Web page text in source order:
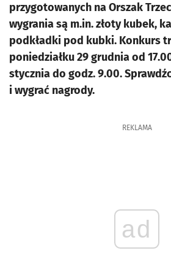
przygotowanych na Orszak
wygrania są m.in. złoty kubek,
podkładki pod kubki. Konkurs
poniedziałku 29 grudnia od
stycznia do godz. 9.00.
i wygrać nagrody.
REKLAMA
ad